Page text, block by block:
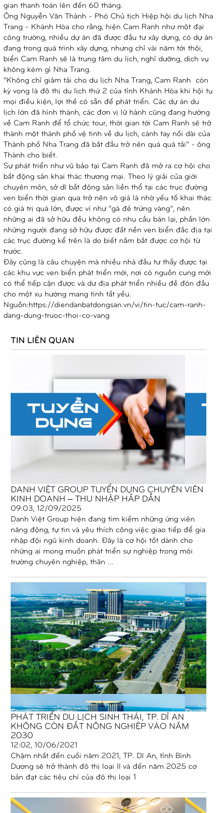
gian thanh toán lên đến 60 tháng.
Ông Nguyễn Văn Thành - Phó Chủ tịch Hiệp hội du lịch Nha
Trang - Khánh Hòa cho rằng, hiện Cam Ranh như một đại
công trường, nhiều dự án đã được đầu tư xây dựng, có dự án
đang trong quá trình xây dựng, nhưng chỉ vài năm tới thôi,
biển Cam Ranh sẽ là trung tâm du lịch, nghỉ dưỡng, dịch vụ
không kém gì Nha Trang.
“Không chỉ giảm tải cho du lịch Nha Trang, Cam Ranh còn
kỳ vọng là đô thị du lịch thứ 2 của tỉnh Khánh Hòa khi hội tụ
mọi điều kiện, lợi thế có sẵn để phát triển. Các dự án du
lịch lớn đã hình thành, các đơn vị lữ hành cũng đang hướng
về Cam Ranh để tổ chức tour, thời gian tới Cam Ranh sẽ trở
thành một thành phố vệ tinh về du lịch, cánh tay nối dài của
Thành phố Nha Trang đã bắt đầu trở nên quá quá tải” - ông
Thành cho biết.
Sự phát triển như vũ bảo tại Cam Ranh đã mở ra cơ hội cho
bất động sản khai thác thương mại. Theo lý giải của giới
chuyên môn, sở dĩ bất động sản liền thổ tại các trục đường
ven biển thời gian qua trở nên vô giá là nhờ yếu tố khai thác
có giá trị quá lớn, được ví như “gà đẻ trứng vàng”, nên
những ai đã sở hữu đều không có nhu cầu bán lại, phần lớn
những người đang sở hữu được đất nền ven biển đắc địa tại
các trục đường kể trên là do biết nắm bắt được cơ hội từ
trước.
Đây cũng là câu chuyện mà nhiều nhà đầu tư thấy được tại
các khu vực ven biển phát triển mới, nơi có nguồn cung mới
có thể tiếp cận được và dư địa phát triển nhiều đề đón đầu
cho một xu hướng mang tính tất yếu.
Nguồn:https://diendanbatdongsan.vn/vi/tin-tuc/cam-ranh-
dang-dung-truoc-thoi-co-vang
TIN LIÊN QUAN
DANH VIỆT GROUP TUYỂN DỤNG CHUYÊN VIÊN
KINH DOANH – THU NHẬP HẤP DẪN
09:03, 12/09/2025
Danh Việt Group hiện đang tìm kiếm những ứng viên
năng động, tự tin và yêu thích công việc giao tiếp để gia
nhập đội ngũ kinh doanh. Đây là cơ hội tốt dành cho
những ai mong muốn phát triển sự nghiệp trong môi
trường chuyên nghiệp, thân ...
PHÁT TRIỂN DU LỊCH SINH THÁI, TP. DĨ AN
KHÔNG CÒN ĐẤT NÔNG NGHIỆP VÀO NĂM
2030
12:02, 10/06/2021
Chậm nhất đến cuối năm 2021, TP. Dĩ An, tỉnh Bình
Dương sẽ trở thành đô thị loại II và đến năm 2025 cơ
bản đạt các tiêu chí của đô thị loại 1